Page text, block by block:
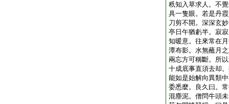
秖知入草求人。不
具一隻眼。若是丹
刀剪不開。深深玄
亭日午猶虧半。寂
知暖意。往來常在
潭布影。水無蘸月
兩忘方可稱斷。所
十成底事直須去却
能如是始解向異類
委悉麼。良久曰。
混塵泥。僧問牛頭